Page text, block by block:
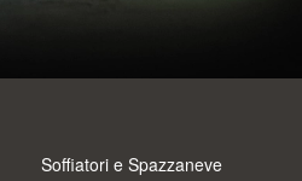
Soffiatori e Spazzaneve